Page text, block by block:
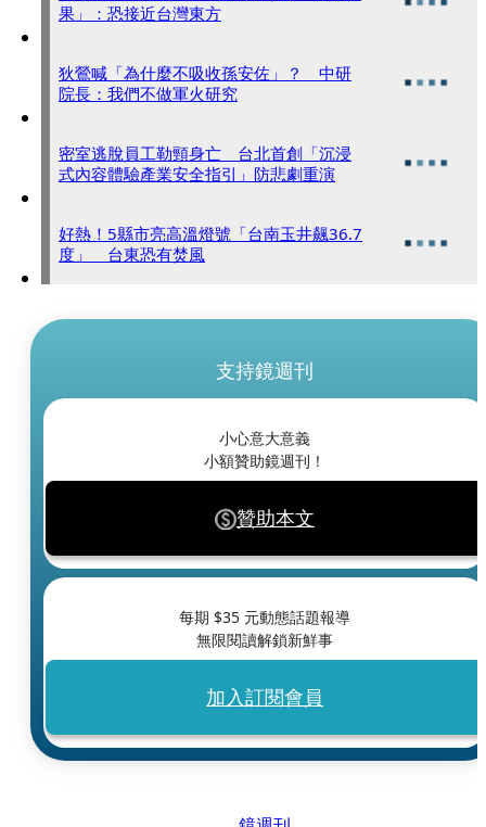
果」：恐接近台灣東方
狄鶯喊「為什麼不吸收孫安佐」？ 中研
院長：我們不做軍火研究
密室逃脫員工勒頸身亡 台北首創「沉浸
式內容體驗產業安全指引」防悲劇重演
好熱！5縣市亮高溫燈號「台南玉井飆36.7
度」 台東恐有焚風
支持鏡週刊
小心意大意義
小額贊助鏡週刊！
贊助本文
每期 $35 元動態話題報導
無限閱讀解鎖新鮮事
加入訂閱會員